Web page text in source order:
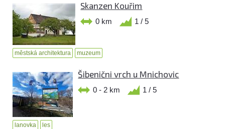
Skanzen Kouřim
0 km 1 / 5
městská architektura muzeum
Šibenični vrch u Mnichovic
0 - 2 km 1 / 5
lanovka les